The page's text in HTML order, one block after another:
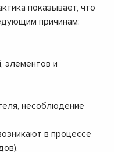
показывает, что
причинам:
элементов и
несоблюдение
в процессе